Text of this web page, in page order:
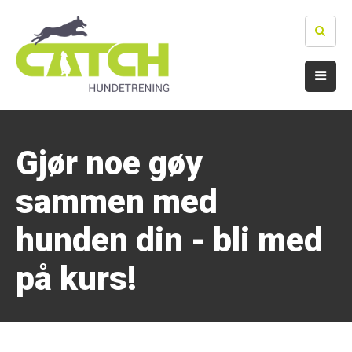
Gjør noe gøy
sammen med
hunden din - bli med
på kurs!